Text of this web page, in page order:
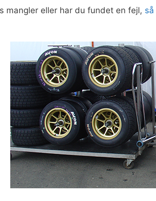
mangler eller har du fundet en fejl,